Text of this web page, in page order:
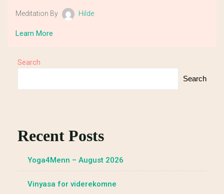
Meditation By Hilde
Learn More
Search
Search
Recent Posts
Yoga4Menn – August 2026
Vinyasa for viderekomne